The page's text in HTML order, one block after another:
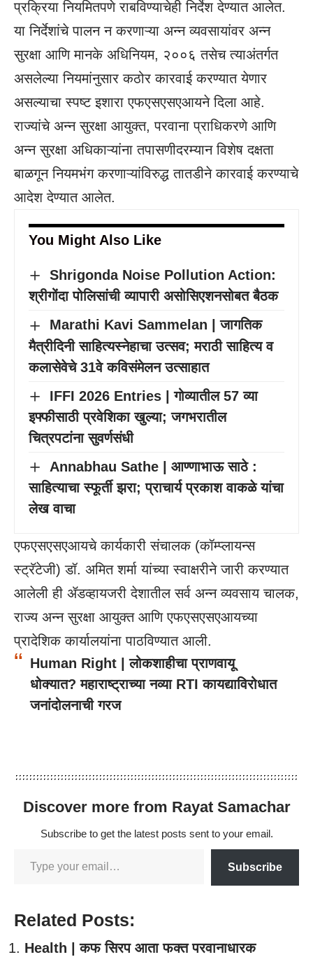
प्रक्रिया नियमितपणे राबविण्याचेही निर्देश देण्यात आलेत.
या निर्देशांचे पालन न करणाऱ्या अन्न व्यवसायांवर अन्न
सुरक्षा आणि मानके अधिनियम, २००६ तसेच त्याअंतर्गत
असलेल्या नियमांनुसार कठोर कारवाई करण्यात येणार
असल्याचा स्पष्ट इशारा एफएसएसएआयने दिला आहे.
राज्यांचे अन्न सुरक्षा आयुक्त, परवाना प्राधिकरणे आणि
अन्न सुरक्षा अधिकाऱ्यांना तपासणीदरम्यान विशेष दक्षता
बाळगून नियमभंग करणाऱ्यांविरुद्ध तातडीने कारवाई करण्याचे
आदेश देण्यात आलेत.
You Might Also Like
Shrigonda Noise Pollution Action:
श्रीगोंदा पोलिसांची व्यापारी असोसिएशनसोबत बैठक
Marathi Kavi Sammelan | जागतिक
मैत्रीदिनी साहित्यस्नेहाचा उत्सव; मराठी साहित्य व
कलासेवेचे 31वे कविसंमेलन उत्साहात
IFFI 2026 Entries | गोव्यातील 57 व्या
इफ्फीसाठी प्रवेशिका खुल्या; जगभरातील
चित्रपटांना सुवर्णसंधी
Annabhau Sathe | आण्णाभाऊ साठे :
साहित्याचा स्फूर्ती झरा; प्राचार्य प्रकाश वाकळे यांचा
लेख वाचा
एफएसएसएआयचे कार्यकारी संचालक (कॉम्प्लायन्स
स्ट्रॅटेजी) डॉ. अमित शर्मा यांच्या स्वाक्षरीने जारी करण्यात
आलेली ही ॲडव्हायजरी देशातील सर्व अन्न व्यवसाय चालक,
राज्य अन्न सुरक्षा आयुक्त आणि एफएसएसएआयच्या
प्रादेशिक कार्यालयांना पाठविण्यात आली.
Human Right | लोकशाहीचा प्राणवायू
धोक्यात? महाराष्ट्राच्या नव्या RTI कायद्याविरोधात
जनांदोलनाची गरज
Discover more from Rayat Samachar
Subscribe to get the latest posts sent to your email.
Subscribe
Related Posts:
Health | कफ सिरप आता फक्त परवानाधारक